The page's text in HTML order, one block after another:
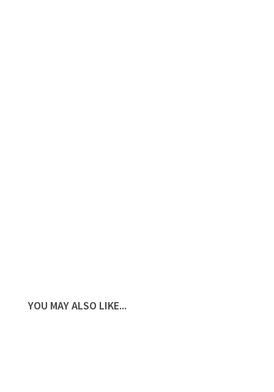
YOU MAY ALSO LIKE...